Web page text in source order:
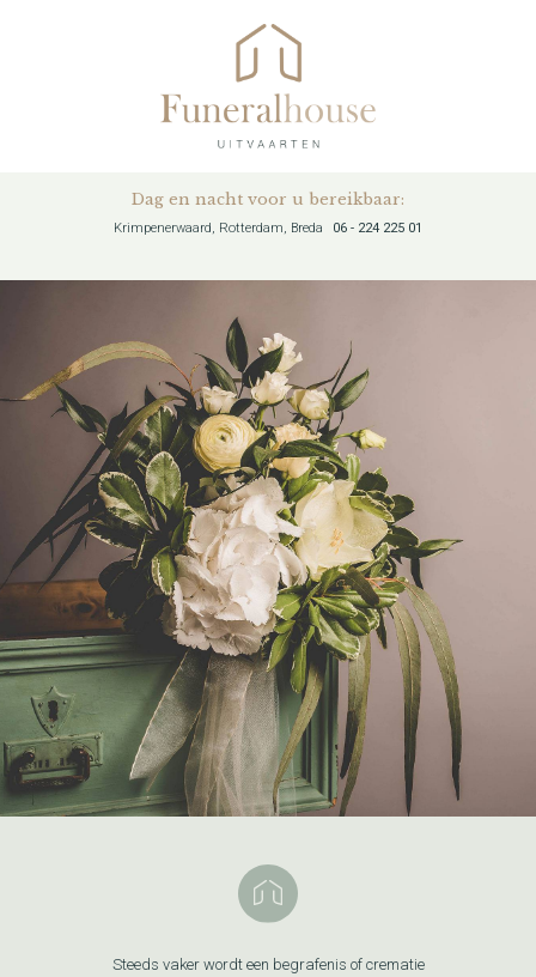
Dag en nacht voor u bereikbaar:
Krimpenerwaard, Rotterdam, Breda 06 - 224 225 01
Steeds vaker wordt een begrafenis of crematie